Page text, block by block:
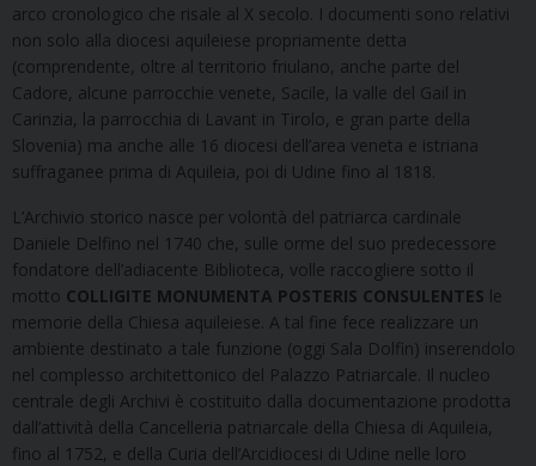
arco cronologico che risale al X secolo. I documenti sono relativi
non solo alla diocesi aquileiese propriamente detta
(comprendente, oltre al territorio friulano, anche parte del
Cadore, alcune parrocchie venete, Sacile, la valle del Gail in
Carinzia, la parrocchia di Lavant in Tirolo, e gran parte della
Slovenia) ma anche alle 16 diocesi dell’area veneta e istriana
suffraganee prima di Aquileia, poi di Udine fino al 1818.
L’Archivio storico nasce per volontà del patriarca cardinale
Daniele Delfino nel 1740 che, sulle orme del suo predecessore
fondatore dell’adiacente Biblioteca, volle raccogliere sotto il
motto COLLIGITE MONUMENTA POSTERIS CONSULENTES le
memorie della Chiesa aquileiese. A tal fine fece realizzare un
ambiente destinato a tale funzione (oggi Sala Dolfin) inserendolo
nel complesso architettonico del Palazzo Patriarcale. Il nucleo
centrale degli Archivi è costituito dalla documentazione prodotta
dall’attività della Cancelleria patriarcale della Chiesa di Aquileia,
fino al 1752, e della Curia dell’Arcidiocesi di Udine nelle loro